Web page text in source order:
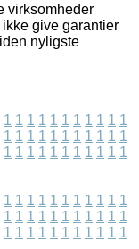
virksomheder
give garantier
nyligste
1 1 1 1 1 1 1 1 1 1 1
1 1 1 1 1 1 1 1 1 1 1
1 1 1 1 1 1 1 1 1 1 1
1 1 1 1 1 1 1 1 1 1 1
1 1 1 1 1 1 1 1 1 1 1
1 1 1 1 1 1 1 1 1 1 1